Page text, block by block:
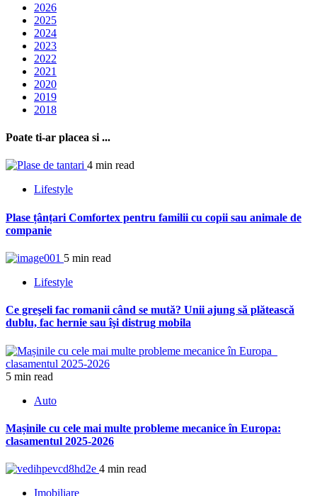
2026
2025
2024
2023
2022
2021
2020
2019
2018
Poate ti-ar placea si ...
4 min read
Lifestyle
Plase țânțari Comfortex pentru familii cu copii sau animale de
companie
5 min read
Lifestyle
Ce greşeli fac romanii când se mută? Unii ajung să plătească
dublu, fac hernie sau îşi distrug mobila
5 min read
Auto
Mașinile cu cele mai multe probleme mecanice în Europa:
clasamentul 2025-2026
4 min read
Imobiliare